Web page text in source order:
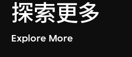
探索更多
Explore More